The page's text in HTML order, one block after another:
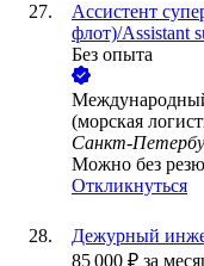
Ассистент
флот)/Assistant
Без опыта
(морская
Санкт-
Можно без
Откликнуться
Дежурный
85 000 ₽ за